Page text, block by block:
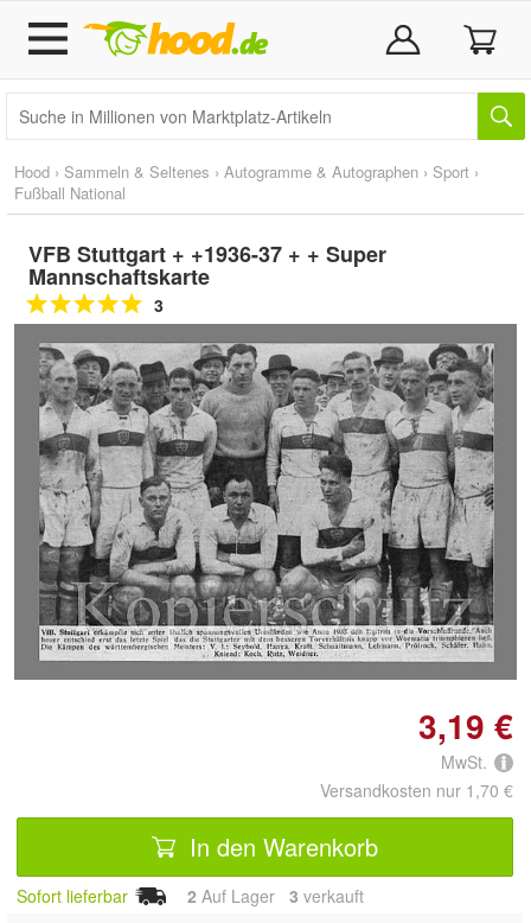
Hood › Sammeln & Seltenes › Autogramme & Autographen › Sport ›
Fußball National
VFB Stuttgart + +1936-37 + + Super
Mannschaftskarte
3
Doppelt antippen zum
vergrößern
3,19 €
MwSt.
Versandkosten nur 1,70 €
In den Warenkorb
Sofort lieferbar 2 Auf Lager 3 verkauft